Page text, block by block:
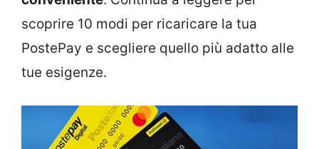
scoprire 10 modi per ricaricare la tua
PostePay e scegliere quello più adatto alle
tue esigenze.